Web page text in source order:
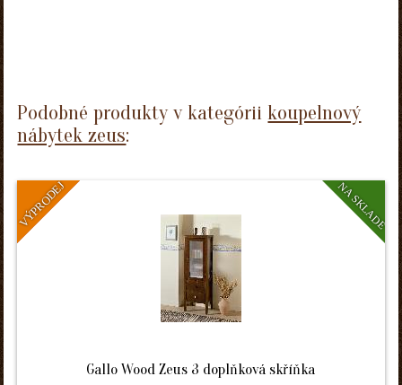
Podobné produkty v kategóriikoupelnový
nábytek zeus:
AKCE
VÝPRODEJ NA SKLADE
Gallo Wood Zeus 3 doplňková skříňka